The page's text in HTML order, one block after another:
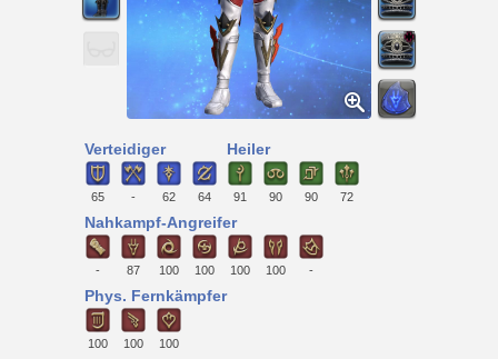
Verteidiger
65 - 62 64
Heiler
91 90 90 72
Nahkampf-Angreifer
- 87 100 100 100 100 -
Phys. Fernkämpfer
100 100 100